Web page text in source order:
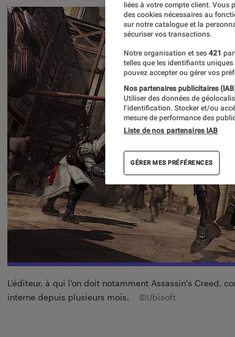
L'éditeur, à qui l'on doit notamment Assassin's Creed,
interne depuis plusieurs mois.
©Ubisoft
liées à votre compte client. Vous
des cookies nécessaires au
sur notre catalogue et la
sécuriser vos transactions.
Notre organisation et ses 421
telles que les identifiants
pouvez accepter ou gérer vos
Nos partenaires publicitaires
Utiliser des données de
l’identification. Stocker et/ou
mesure de performance des
Liste de nos partenaires IAB
GÉRER MES PRÉFÉRENCES